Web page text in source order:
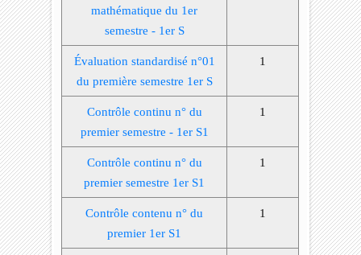
mathématique du 1er
semestre - 1er S
Évaluation standardisé n°01
du première semestre 1er S
1
Contrôle continu n° du
premier semestre - 1er S1
1
Contrôle continu n° du
premier semestre 1er S1
1
Contrôle contenu n° du
premier 1er S1
1